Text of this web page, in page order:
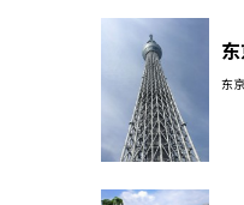
东